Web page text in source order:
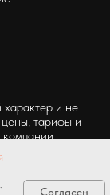
и не
цены, тарифы и
компании.
Согласен